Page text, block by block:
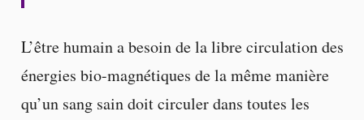
L’être humain a besoin de la libre circulation des
énergies bio-magnétiques de la même manière
qu’un sang sain doit circuler dans toutes les